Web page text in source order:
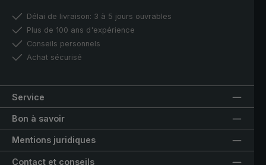
Délai de livraison: 3 à 5 jours ouvrables
Plus de 100 ans d'expérience
Conseils personnels
Achat sécurisé
Service
Bon à savoir
Mentions juridiques
Contact et conseils